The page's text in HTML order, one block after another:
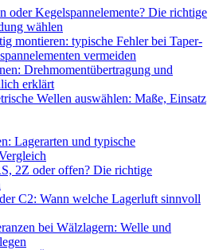
oder Kegelspannelemente? Die richtige
wählen
montieren: typische Fehler bei Taper-
vermeiden
Drehmomentübertragung und
erklärt
Wellen auswählen: Maße, Einsatz
Lagerarten und typische
2Z oder offen? Die richtige
C2: Wann welche Lagerluft sinnvoll
bei Wälzlagern: Welle und